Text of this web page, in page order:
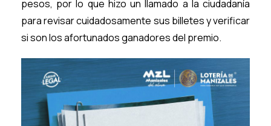
pesos, por lo que hizo un llamado a la ciudadanía
para revisar cuidadosamente sus billetes y verificar
si son los afortunados ganadores del premio.